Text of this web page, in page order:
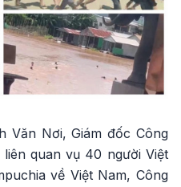
Văn Nơi, Giám đốc Công
quan vụ 40 người Việt
về Việt Nam, Công